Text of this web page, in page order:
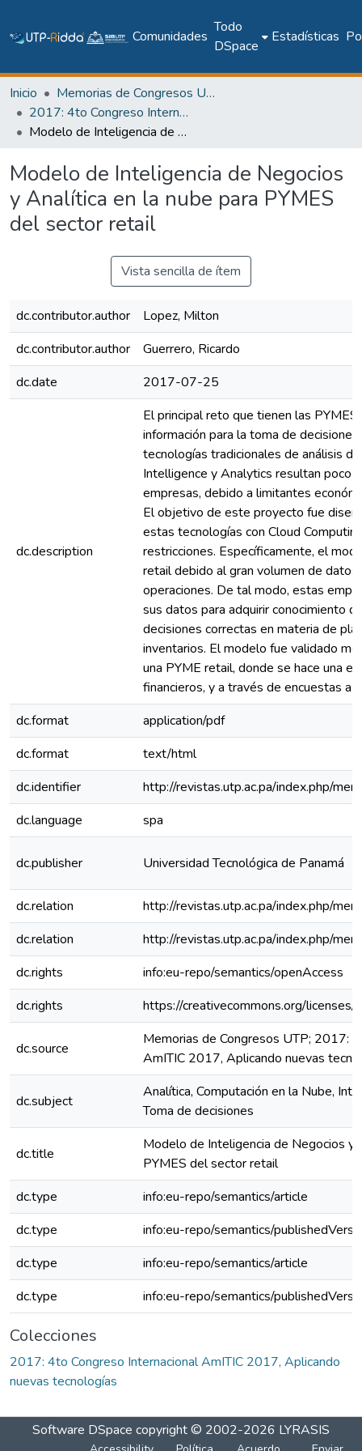
Comunidades
Todo
DSpace
Estadísticas
Inicio
Memorias de Congresos UTP
2017: 4to Congreso Internacional AmITIC 2017, Aplicando nuevas tecnologías
Modelo de Inteligencia de Negocios y Analítica en la nube para PYMES del sector retail
Modelo de Inteligencia de Negocios
y Analítica en la nube para PYMES
del sector retail
Vista sencilla de ítem
dc.contributor.author
Lopez, Milton
dc.contributor.author
Guerrero, Ricardo
dc.date
2017-07-25
dc.description
El principal reto que tienen las
información para la toma de
tecnologías tradicionales de análisis
Intelligence y Analytics resultan poco
empresas, debido a limitantes
El objetivo de este proyecto fue
estas tecnologías con Cloud
restricciones. Específicamente, el
retail debido al gran volumen de datos
operaciones. De tal modo, estas
sus datos para adquirir conocimiento
decisiones correctas en materia de
inventarios. El modelo fue validado
una PYME retail, donde se hace una
financieros, y a través de encuestas a
dc.format
application/pdf
dc.format
text/html
dc.identifier
http://revistas.utp.ac.pa/index.php/
dc.language
spa
dc.publisher Universidad Tecnológica de Panamá
dc.relation
http://revistas.utp.ac.pa/index.php/
dc.relation
http://revistas.utp.ac.pa/index.php/
dc.rights
info:eu-repo/semantics/openAccess
dc.rights
https://creativecommons.org/
dc.source
Memorias de Congresos UTP; 2017:
AmITIC 2017, Aplicando nuevas
dc.subject
Analítica, Computación en la Nube,
Toma de decisiones
dc.title
Modelo de Inteligencia de Negocios y
PYMES del sector retail
dc.type
info:eu-repo/semantics/article
dc.type
info:eu-repo/semantics/
dc.type
info:eu-repo/semantics/article
dc.type
info:eu-repo/semantics/
Colecciones
2017: 4to Congreso Internacional AmITIC 2017, Aplicando
nuevas tecnologías
Software DSpace copyright © 2002-2026 LYRASIS